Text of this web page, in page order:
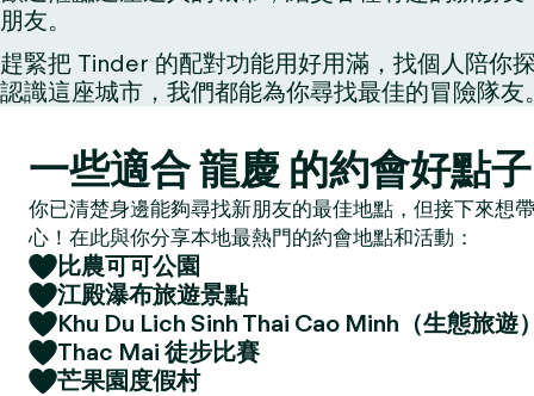
朋友。
趕緊把 Tinder 的配對功能用好用滿，找個人陪你
認識這座城市，我們都能為你尋找最佳的冒險隊友
一些適合 龍慶 的約會好點
你已清楚身邊能夠尋找新朋友的最佳地點，但接下來想
心！在此與你分享本地最熱門的約會地點和活動：
比農可可公園
江殿瀑布旅遊景點
Khu Du Lich Sinh Thai Cao Minh（生態旅遊
Thac Mai 徒步比賽
芒果園度假村